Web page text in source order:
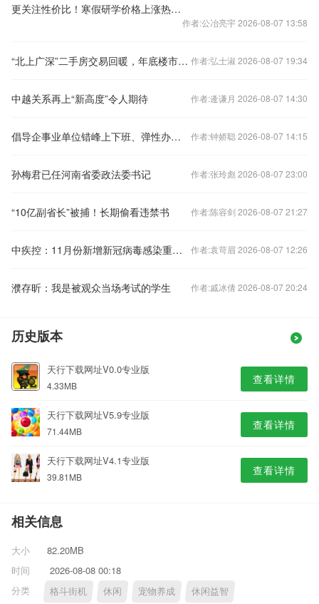
更关注性价比！寒假研学价格上涨热度下降
作者:公冶亮宇 2026-08-07 13:58
“北上广深”二手房交易回暖，年底楼市怎样看？ 作者:弘士淑 2026-08-07 19:34
中越关系再上“新高度”令人期待 作者:逄谦月 2026-08-07 14:30
倡导企事业单位错峰上下班、弹性办公！北京发布七条响应措施 作者:钟娇聪 2026-08-07 14:15
孙梅君已任河南省委政法委书记 作者:张玲彪 2026-08-07 23:00
“10亿副省长”被捕！长期偷看违禁书 作者:陈容剑 2026-08-07 21:27
中疾控：11月份新增新冠病毒感染重症病例135例 作者:袁苛眉 2026-08-07 12:26
濮存昕：我是被观众当场考试的学生 作者:戚冰倩 2026-08-07 20:24
历史版本
天行下载网址V0.0专业版
4.33MB 查看详情
天行下载网址V5.9专业版
71.44MB 查看详情
天行下载网址V4.1专业版
39.81MB 查看详情
相关信息
大小
82.20MB
时间
2026-08-08 00:18
分类
格斗街机 休闲 宠物养成 休闲益智